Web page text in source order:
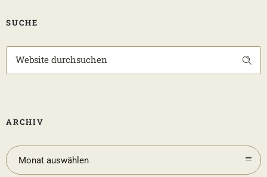
SUCHE
ARCHIV
Monat auswählen